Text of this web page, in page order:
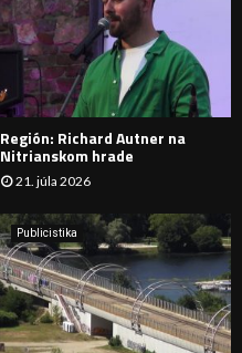
D
A
N
I
Región: Richard Autner na
Nitrianskom hrade
21. júla 2026
Publicistika